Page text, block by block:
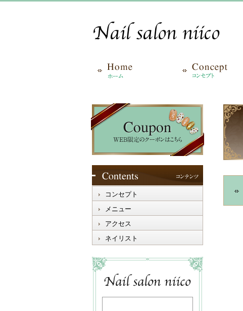
コンセプト
メニュー
アクセス
ネイリスト